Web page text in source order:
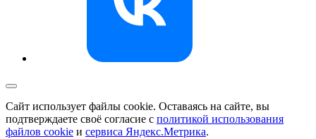
Сайт использует файлы cookie. Оставаясь на сайте, вы
подтверждаете своё согласие с политикой использования
файлов cookie и сервиса Яндекс.Метрика.